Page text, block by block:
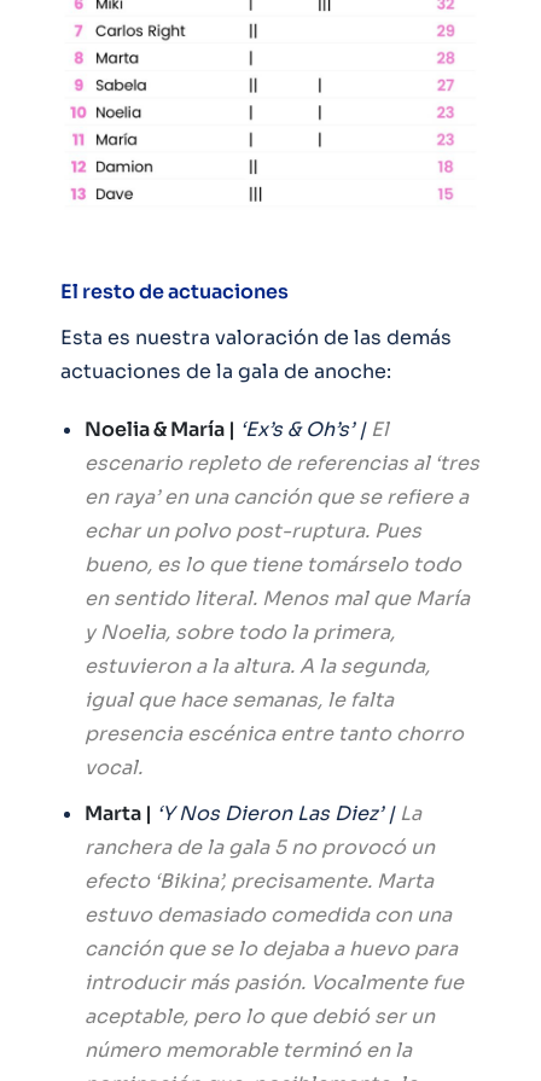
El resto de actuaciones
Esta es nuestra valoración de las demás
actuaciones de la gala de anoche:
Noelia & María | ‘Ex’s & Oh’s’ | El
escenario repleto de referencias al ‘tres
en raya’ en una canción que se refiere a
echar un polvo post-ruptura. Pues
bueno, es lo que tiene tomárselo todo
en sentido literal. Menos mal que María
y Noelia, sobre todo la primera,
estuvieron a la altura. A la segunda,
igual que hace semanas, le falta
presencia escénica entre tanto chorro
vocal.
Marta | ‘Y Nos Dieron Las Diez’ |La
ranchera de la gala 5 no provocó un
efecto ‘Bikina’, precisamente. Marta
estuvo demasiado comedida con una
canción que se lo dejaba a huevo para
introducir más pasión. Vocalmente fue
aceptable, pero lo que debió ser un
número memorable terminó en la